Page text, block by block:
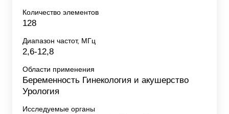
Количество элементов
128
Диапазон частот, МГц
2,6-12,8
Области применения
Беременность Гинекология и акушерство
Урология
Исследуемые органы